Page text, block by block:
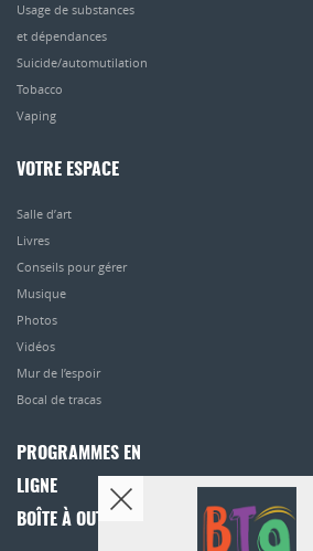
Usage de substances
et dépendances
Suicide/automutilation
Tobacco
Vaping
VOTRE ESPACE
Salle d’art
Livres
Conseils pour gérer
Musique
Photos
Vidéos
Mur de l’espoir
Bocal de tracas
PROGRAMMES EN
LIGNE
BOÎTE À OUTILS